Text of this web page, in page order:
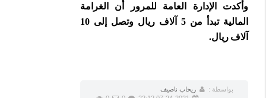
وأكدت الإدارة العامة للمرور أن الغرامة
المالية تبدأ من 5 آلاف ريال وتصل إلى 10
آلاف ريال.
بواسطة :
ريحاب ناصيف